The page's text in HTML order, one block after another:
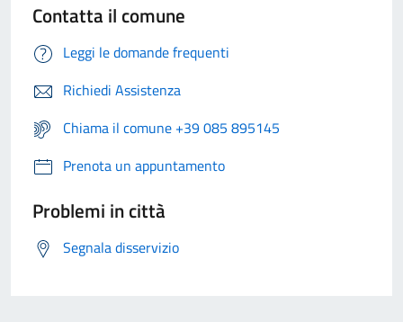
Contatta il comune
Leggi le domande frequenti
Richiedi Assistenza
Chiama il comune +39 085 895145
Prenota un appuntamento
Problemi in città
Segnala disservizio